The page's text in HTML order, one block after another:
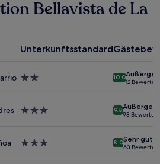
Bellavista de La
Unterkunftsstandard
2.0-
10.0
12
3.0-
9.8
98
3.0-
8.0Sehr gut
63